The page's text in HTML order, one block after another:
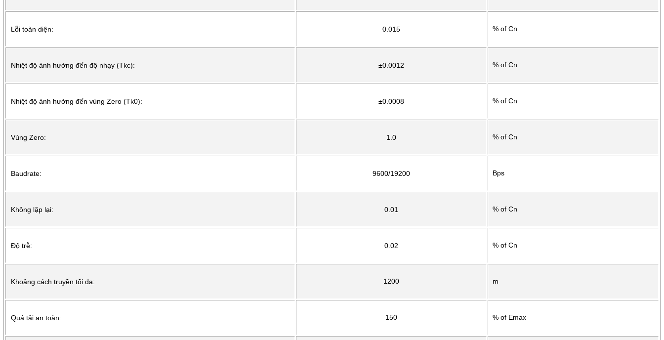
Lỗi toàn diện: 0.015 % of Cn
Nhiệt độ ảnh hưởng đến độ nhạy (Tkc): ±0.0012 % of Cn
Nhiệt độ ảnh hưởng đến vùng Zero (Tk0): ±0.0008 % of Cn
Vùng Zero: 1.0 % of Cn
Baudrate: 9600/19200 Bps
Không lặp lại: 0.01 % of Cn
Độ trễ: 0.02 % of Cn
Khoảng cách truyền tối đa: 1200 m
Quá tải an toàn: 150 % of Emax